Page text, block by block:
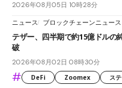
2026年08月05日 10時28分
ニュース ブロックチェーンニュース
テザー、四半期で約15億ドル
破
2026年08月02日 08時30分
# DeFi Zoomex ス